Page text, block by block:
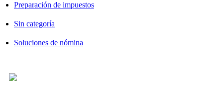
Preparación de impuestos
Sin categoría
Soluciones de nómina